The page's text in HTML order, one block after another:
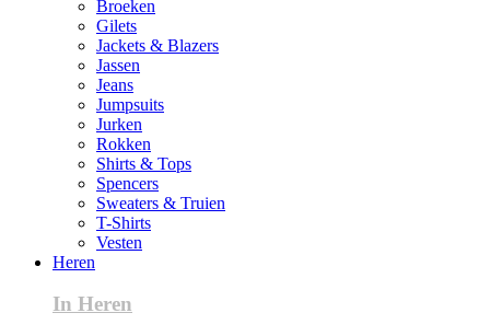
Broeken
Gilets
Jackets & Blazers
Jassen
Jeans
Jumpsuits
Jurken
Rokken
Shirts & Tops
Spencers
Sweaters & Truien
T-Shirts
Vesten
Heren
In Heren